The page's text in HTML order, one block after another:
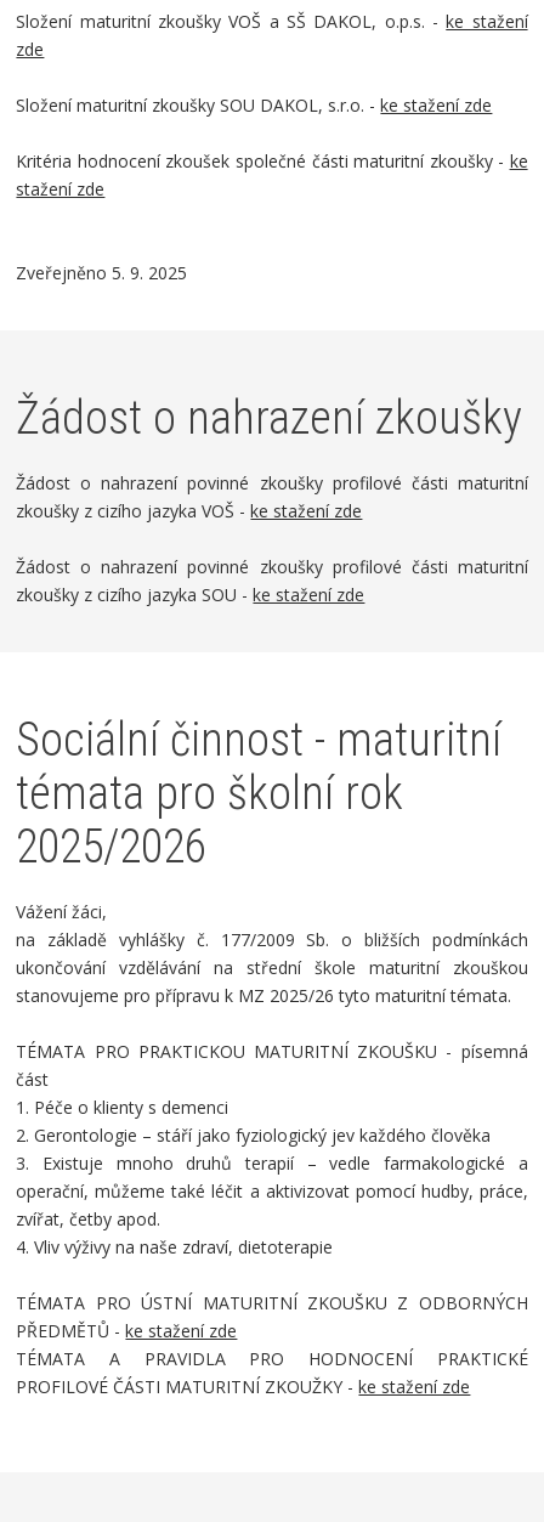
Složení maturitní zkoušky VOŠ a SŠ DAKOL, o.p.s. -ke stažení
zde
Složení maturitní zkoušky SOU DAKOL, s.r.o. -ke stažení zde
Kritéria hodnocení zkoušek společné části maturitní zkoušky - ke
stažení zde
Zveřejněno 5. 9. 2025
Žádost o nahrazení zkoušky
Žádost o nahrazení povinné zkoušky profilové části maturitní
zkoušky z cizího jazyka VOŠ -ke stažení zde
Žádost o nahrazení povinné zkoušky profilové části maturitní
zkoušky z cizího jazyka SOU -ke stažení zde
Sociální činnost - maturitní
témata pro školní rok
2025/2026
Vážení žáci,
na základě vyhlášky č. 177/2009 Sb. o bližších podmínkách
ukončování vzdělávání na střední škole maturitní zkouškou
stanovujeme pro přípravu k MZ 2025/26 tyto maturitní témata.
TÉMATA PRO PRAKTICKOU MATURITNÍ ZKOUŠKU - písemná
část
1. Péče o klienty s demenci
2. Gerontologie – stáří jako fyziologický jev každého člověka
3. Existuje mnoho druhů terapií – vedle farmakologické a
operační, můžeme také léčit a aktivizovat pomocí hudby, práce,
zvířat, četby apod.
4. Vliv výživy na naše zdraví, dietoterapie
TÉMATA PRO ÚSTNÍ MATURITNÍ ZKOUŠKU Z ODBORNÝCH
PŘEDMĚTŮ -ke stažení zde
TÉMATA A PRAVIDLA PRO HODNOCENÍ PRAKTICKÉ
PROFILOVÉ ČÁSTI MATURITNÍ ZKOUŽKY -ke stažení zde